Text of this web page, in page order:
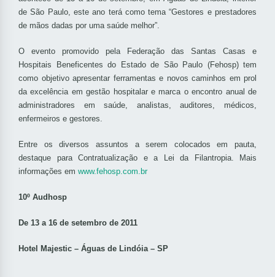
de São Paulo, este ano terá como tema “Gestores e prestadores
de mãos dadas por uma saúde melhor”.
O evento promovido pela Federação das Santas Casas e
Hospitais Beneficentes do Estado de São Paulo (Fehosp) tem
como objetivo apresentar ferramentas e novos caminhos em prol
da excelência em gestão hospitalar e marca o encontro anual de
administradores em saúde, analistas, auditores, médicos,
enfermeiros e gestores.
Entre os diversos assuntos a serem colocados em pauta,
destaque para Contratualização e a Lei da Filantropia. Mais
informações em www.fehosp.com.br
10º Audhosp
De 13 a 16 de setembro de 2011
Hotel Majestic – Águas de Lindóia – SP